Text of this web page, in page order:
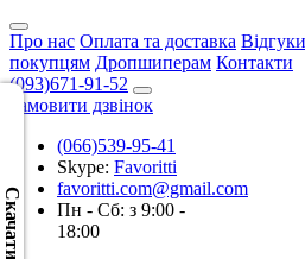
Про нас Оплата та доставка
покупцям Дропшиперам Контакти
(093)671-91-52
Замовити дзвінок
(066)539-95-41
Skype: Favoritti
favoritti.com@gmail.com
Пн - Сб: з 9:00 -
18:00
Скачать
XML
(Розн.)
Скачать